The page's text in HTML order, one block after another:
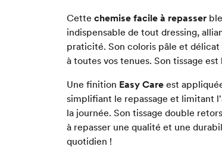
Cette chemise facile à repasser
indispensable de tout dressing,
praticité. Son coloris pâle et
à toutes vos tenues. Son tissage est
Une finition Easy Care est
simplifiant le repassage et limitant
la journée. Son tissage double
à repasser une qualité et une
quotidien !